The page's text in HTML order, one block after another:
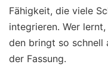
Fähigkeit, die viele
integrieren. Wer
den bringt so schnell
der Fassung.